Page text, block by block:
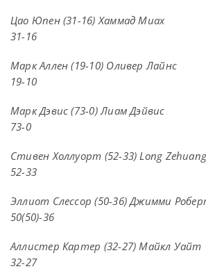
Цао Юпен (31-16) Хаммад Миах
31-16
Марк Аллен (19-10) Оливер Лайнс
19-10
Марк Дэвис (73-0) Лиам Дэйвис
73-0
Стивен Холлуорт (52-33) Long Zehuang
52-33
Эллиот Слессор (50-36) Джимми
50(50)-36
Аллистер Картер (32-27) Майкл Уайт
32-27